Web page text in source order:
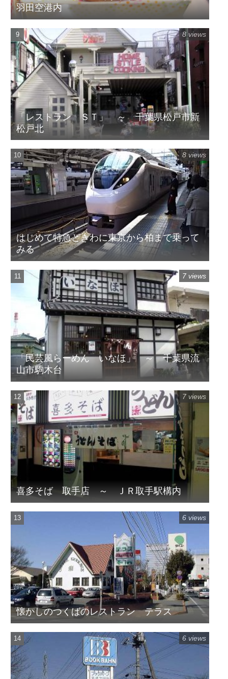
羽田空港内
「レストラン ＳＴ」 ～ 千葉県松戸市新
松戸北
8 views
はじめて特急ときわに東京から柏まで乗って
みる
8 views
「民芸風らーめん いなほ」 ～ 千葉県流
山市駒木台
7 views
喜多そば 取手店 ～ ＪＲ取手駅構内
7 views
懐かしのつくばのレストラン テラス
6 views
6 views